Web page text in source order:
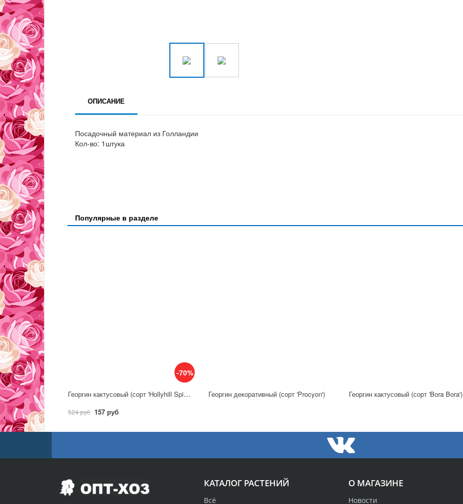
ОПИСАНИЕ
Посадочный материал из Голландии
Кол-во: 1штука
Популярные в разделе
-70%
Георгин кактусовый (сорт 'Hollyhill Spider Woman')
524 руб 157 руб
Георгин декоративный (сорт 'Procyon') Георгин кактусовый (сорт 'Bora Bora')
О МАГАЗИНЕ
Новости
КАТАЛОГ РАСТЕНИЙ
Всё